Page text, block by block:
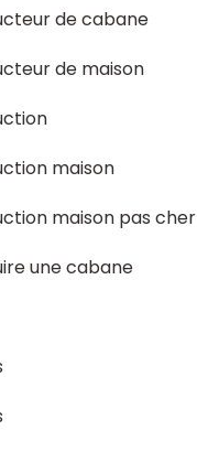
de cabane
de maison
maison
maison pas cher
une cabane